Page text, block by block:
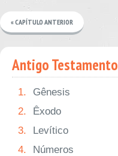
« CAPÍTULO ANTERIOR
Antigo Testamento
1.
Gênesis
2.
Êxodo
3.
Levítico
4.
Números